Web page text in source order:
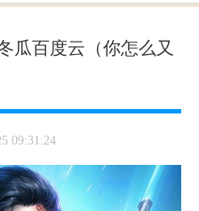
瓜百度云（你怎么又
09:31:24